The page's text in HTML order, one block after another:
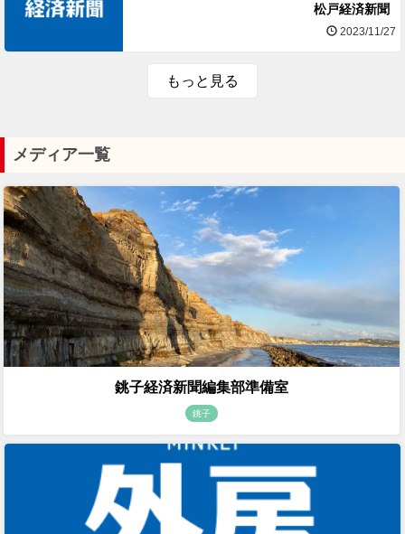
松戸経済新聞
2023/11/27
もっと見る
メディア一覧
銚子経済新聞編集部準備室
銚子